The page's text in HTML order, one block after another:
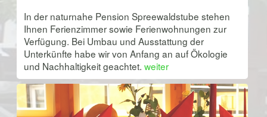
In der naturnahe Pension Spreewaldstube stehen
Ihnen Ferienzimmer sowie Ferienwohnungen zur
Verfügung. Bei Umbau und Ausstattung der
Unterkünfte habe wir von Anfang an auf Ökologie
und Nachhaltigkeit geachtet. weiter